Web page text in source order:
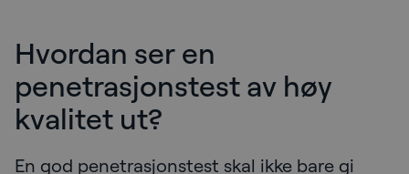
Hvordan ser en
penetrasjonstest av høy
kvalitet ut?
En god penetrasjonstest skal ikke bare gi